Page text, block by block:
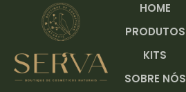
Decor
Et vestibulum quis a
HOME
PRODUTOS
KITS
SOBRE NÓS